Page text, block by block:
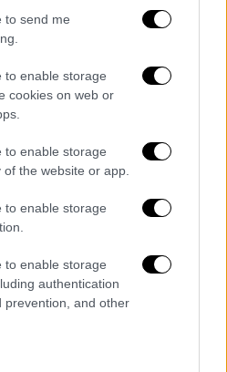
to send me
to enable storage
cookies on web or
to enable storage
the website or app.
to enable storage
to enable storage
authentication
prevention, and other
για το cash
η
η αβεβαιότητα που
διεθνείς
πολιτικής για τον
γιατί οι
έχουν το
κι εμείς
να τους ακούμε και